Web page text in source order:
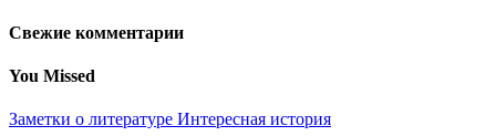
Свежие комментарии
You Missed
Заметки о литературе Интересная история